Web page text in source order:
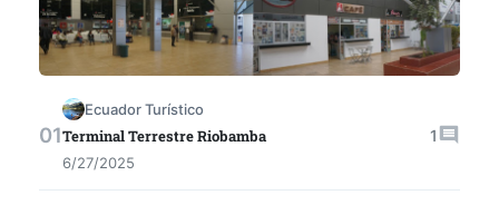
Ecuador Turístico
Terminal Terrestre Riobamba
6/27/2025
1